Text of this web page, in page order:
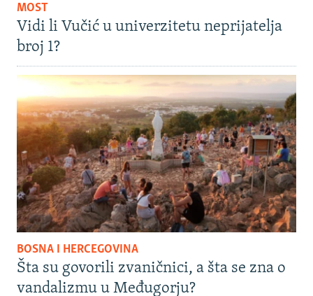
MOST
Vidi li Vučić u univerzitetu neprijatelja
broj 1?
BOSNA I HERCEGOVINA
Šta su govorili zvaničnici, a šta se zna o
vandalizmu u Međugorju?